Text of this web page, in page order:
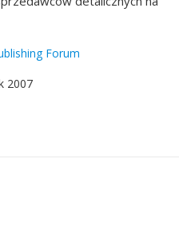
Forum
2007